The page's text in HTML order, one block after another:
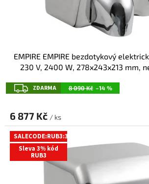
Z
A
R
M
A
ZDARMA 8 090 Kč –14 %
EMPIRE EMPIRE bezdotykový
230 V, 2400 W, 278x243x213 mm,
6 877 Kč / ks
SALECODE:RUB3:3:%
Sleva 3% kód
RUB3